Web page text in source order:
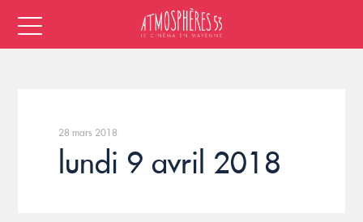
28 mars 2018
lundi 9 avril 2018